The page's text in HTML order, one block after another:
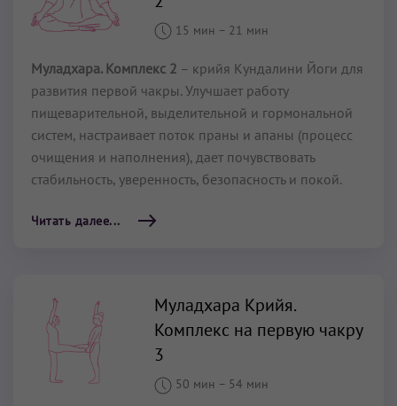
15 мин – 21 мин
Муладхара. Комплекс 2 – крийя Кундалини Йоги для
развития первой чакры. Улучшает работу
пищеварительной, выделительной и гормональной
систем, настраивает поток праны и апаны (процесс
очищения и наполнения), дает почувствовать
стабильность, уверенность, безопасность и покой.
Читать далее...
Муладхара Крийя.
Комплекс на первую чакру
3
50 мин – 54 мин